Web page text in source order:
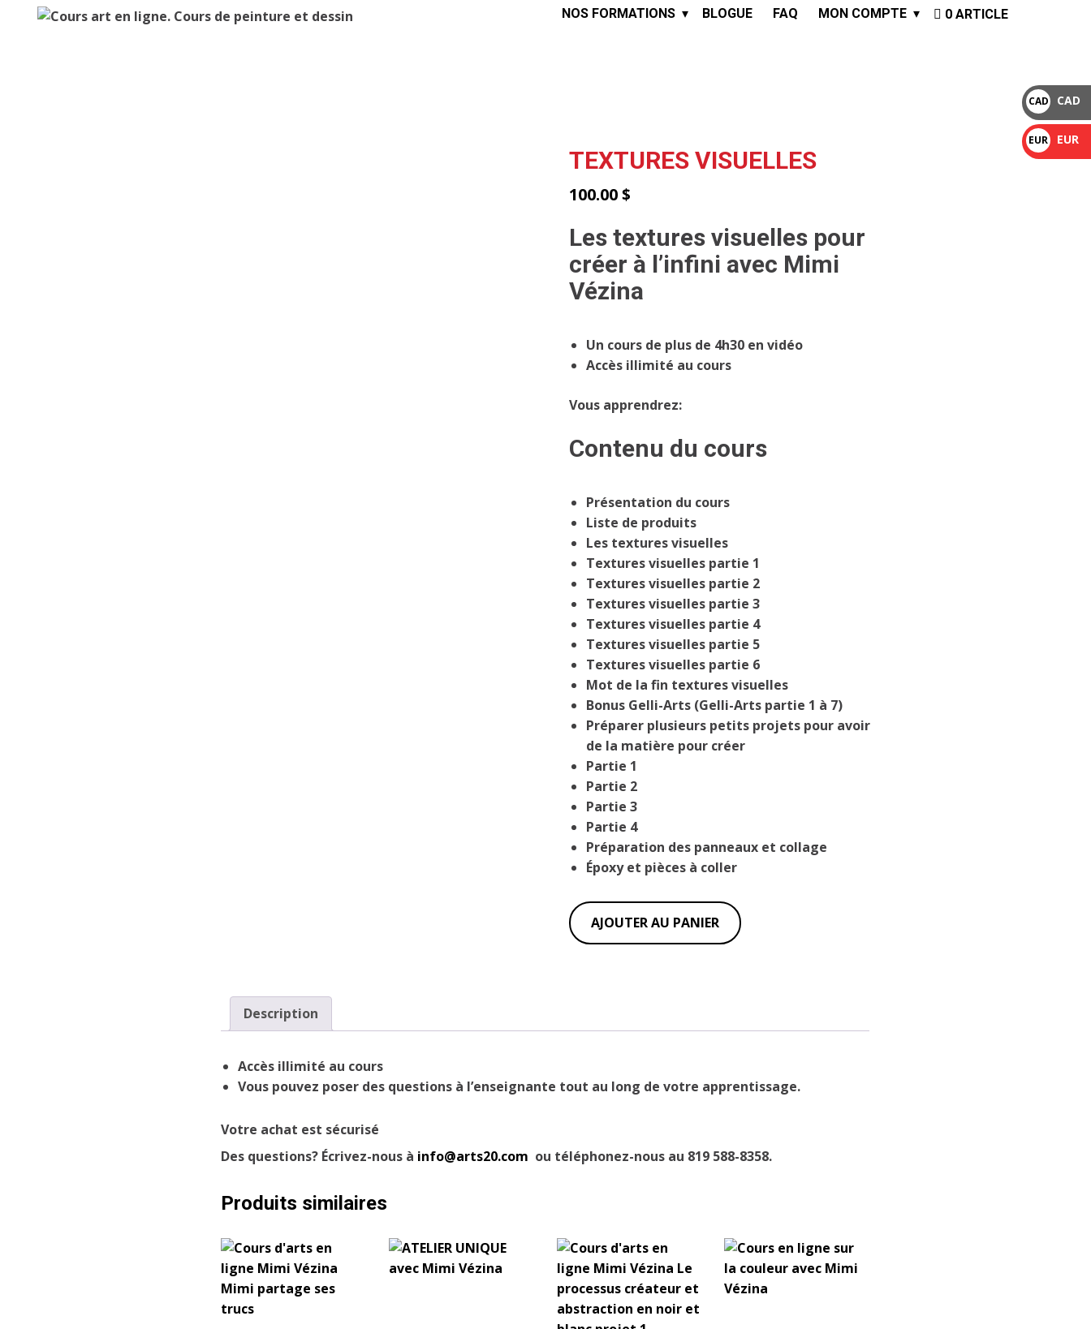
NOS FORMATIONS BLOGUE FAQ MON COMPTE 0 ARTICLE
TEXTURES VISUELLES
100.00$
Les textures visuelles pour
créer à l’infini avec Mimi
Vézina
Un cours de plus de 4h30 en vidéo
Accès illimité au cours
Vous apprendrez:
Contenu du cours
Présentation du cours
Liste de produits
Les textures visuelles
Textures visuelles partie 1
Textures visuelles partie 2
Textures visuelles partie 3
Textures visuelles partie 4
Textures visuelles partie 5
Textures visuelles partie 6
Mot de la fin textures visuelles
Bonus Gelli-Arts (Gelli-Arts partie 1 à 7)
Préparer plusieurs petits projets pour avoir
de la matière pour créer
Partie 1
Partie 2
Partie 3
Partie 4
Préparation des panneaux et collage
Époxy et pièces à coller
quantité
de
Textures
AJOUTER AU PANIER
Description
Accès illimité au cours
Vous pouvez poser des questions à l’enseignante tout au long de votre apprentissage.
Votre achat est sécurisé
Des questions? Écrivez-nous à info@arts20.com ou téléphonez-nous au 819 588-8358.
Produits similaires
CAD
$
CAD
EUR
€
EUR